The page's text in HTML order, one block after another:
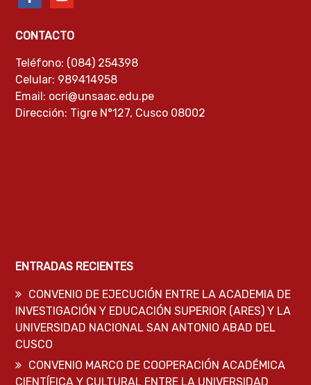
CONTACTO
Teléfono: (084) 254398
Celular: 989414958
Email: ocri@unsaac.edu.pe
Dirección: Tigre N°127, Cusco 08002
ENTRADAS RECIENTES
CONVENIO DE EJECUCIÓN ENTRE LA ACADEMIA DE
INVESTIGACIÓN Y EDUCACIÓN SUPERIOR (ARES) Y LA
UNIVERSIDAD NACIONAL SAN ANTONIO ABAD DEL
CUSCO
CONVENIO MARCO DE COOPERACIÓN ACADÉMICA
CIENTÍFICA Y CULTURAL ENTRE LA UNIVERSIDAD